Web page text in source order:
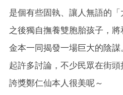
是個有些固執、讓人無語的
之後獨自撫養雙胞胎孩子，
金本一同揭發一場巨大的陰謀
起許多討論，不少民眾在街
誇獎鄭仁仙本人很美呢～